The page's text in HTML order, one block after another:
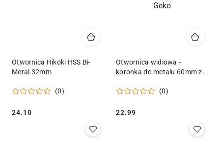
Otwornica Hikoki HSS Bi-
Metal 32mm
(0)
Cena:
24.10
Otwornica widiowa -
koronka do metalu 60mm z
(0)
Cena:
22.99